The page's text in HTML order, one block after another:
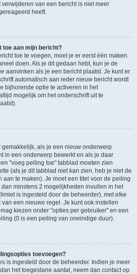
van een bericht is niet meer
heeft.
toe aan mijn bericht?
toe te voegen, moet je er eerst één maken.
doen. Als je dit gedaan hebt, kun je de
aanvinken als je een bericht plaatst. Je kunt er
automatisch aan ieder nieuw bericht wordt
bijhorende optie te activeren in het
mogelijk om het onderschrift uit te
als je een nieuw onderwerp
in een onderwerp bewerkt en als je daar
"voeg peiling toe" tabblad moeten zien
(als je dit tabblad niet kan zien, heb je niet de
te maken). Je moet een titel voor de peiling
minstens 2 mogelijkheden invullen in het
is ingesteld door de beheerder), met elke
een nieuwe regel. Je kunt ook instellen
kiezen onder "opties per gebruiker" en een
(0 is een peiling van oneindige duur).
toevoegen?
is ingesteld door de beheerder. Indien je meer
het toegestane aantal, neem dan contact op